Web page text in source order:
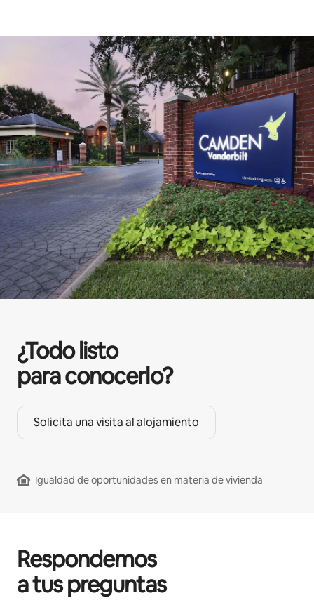
¿Todo listo
para conocerlo?
Solicita una visita al alojamiento
Igualdad de oportunidades en materia de vivienda
Respondemos
a tus preguntas